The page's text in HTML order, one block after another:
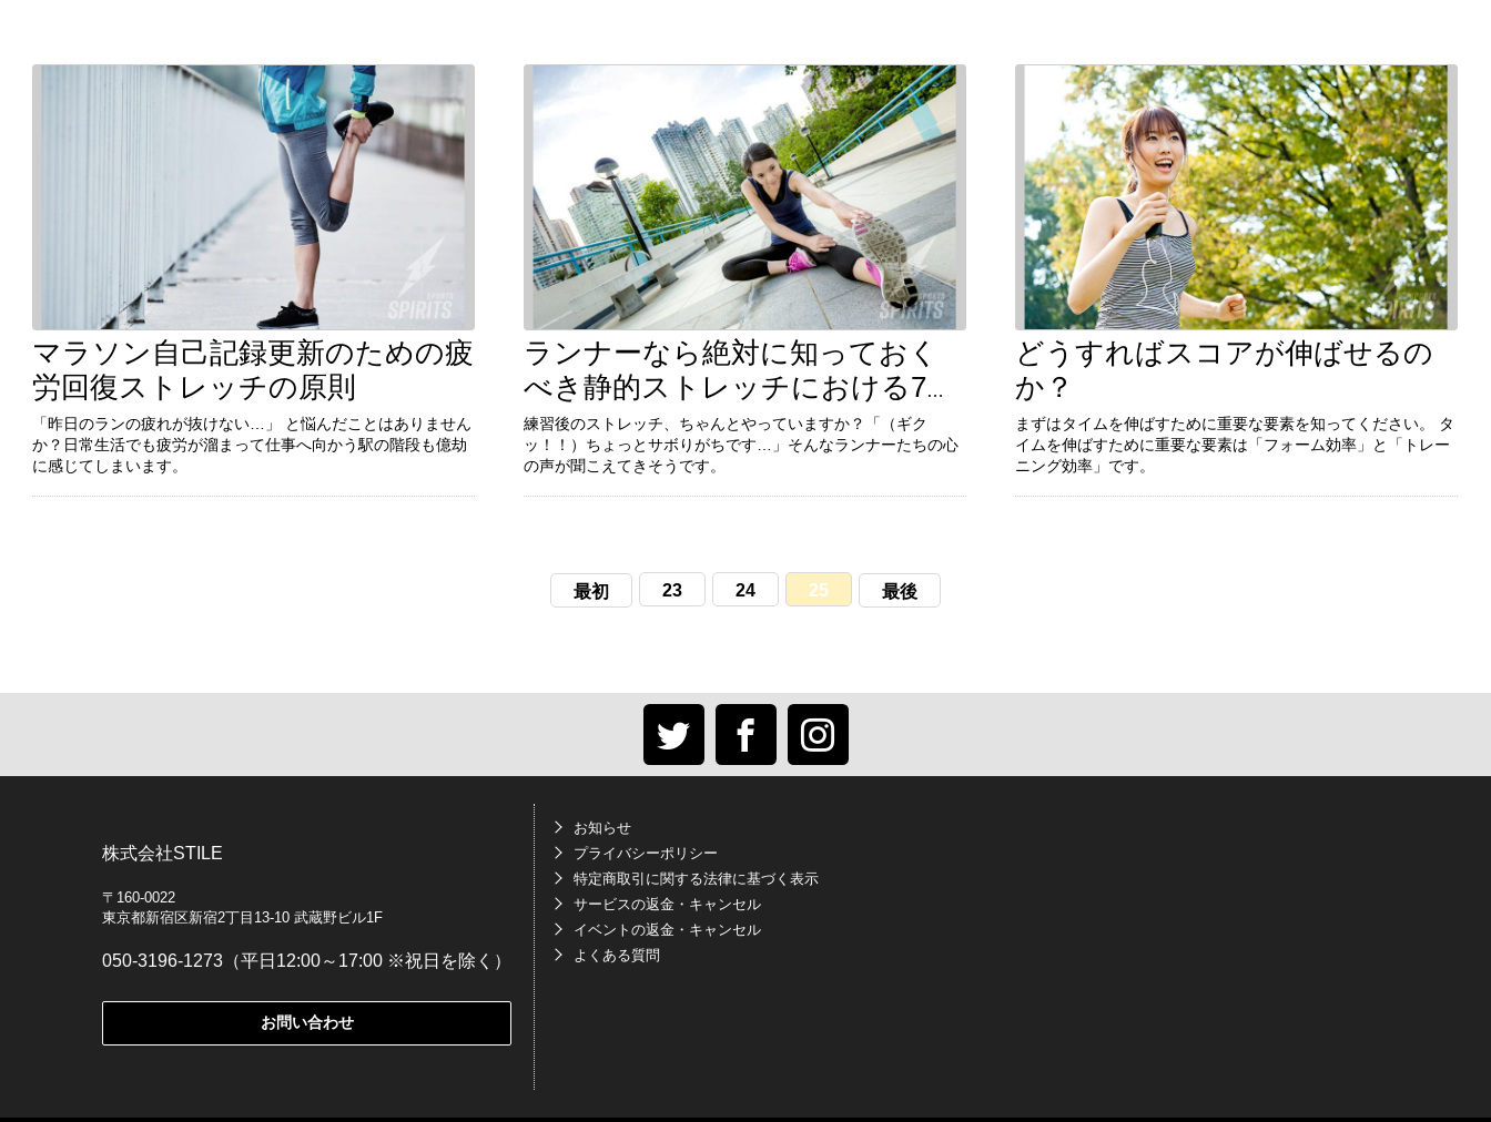
続きを見る
「昨日のランの疲れが抜けない…」 と悩んだことはありません
か？日常生活でも疲労が溜まって仕事へ向かう駅の階段も億劫
に感じてしまいます。
マラソン自己記録更新のための疲
労回復ストレッチの原則
「昨日のランの疲れが抜けない…」 と悩んだことはありません
か？日常生活でも疲労が溜まって仕事へ向かう駅の階段も億劫
に感じてしまいます。
続きを見る
練習後のストレッチ、ちゃんとやっていますか？「（ギク
ッ！！）ちょっとサボりがちです…」そんなランナーたちの心
の声が聞こえてきそうです。
ランナーなら絶対に知っておく
べき静的ストレッチにおける7つ
の効果
練習後のストレッチ、ちゃんとやっていますか？「（ギク
ッ！！）ちょっとサボりがちです…」そんなランナーたちの心
の声が聞こえてきそうです。
続きを見る
まずはタイムを伸ばすために重要な要素を知ってください。 タ
イムを伸ばすために重要な要素は「フォーム効率」と「トレー
ニング効率」です。
どうすればスコアが伸ばせるの
か？
まずはタイムを伸ばすために重要な要素を知ってください。 タ
イムを伸ばすために重要な要素は「フォーム効率」と「トレー
ニング効率」です。
最初 23 24 25 最後
株式会社STILE
〒160-0022
東京都新宿区新宿2丁目13-10 武蔵野ビル1F
050-3196-1273（平日12:00～17:00 ※祝日を除く）
お問い合わせ
お知らせ
プライバシーポリシー
特定商取引に関する法律に基づく表示
サービスの返金・キャンセル
イベントの返金・キャンセル
よくある質問